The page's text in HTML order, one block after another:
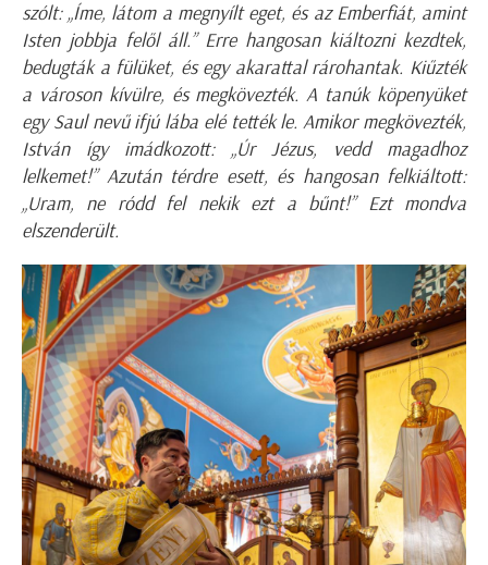
szólt: „Íme, látom a megnyílt eget, és az Emberfiát, amint
Isten jobbja felől áll.” Erre hangosan kiáltozni kezdtek,
bedugták a fülüket, és egy akarattal rárohantak. Kiűzték
a városon kívülre, és megkövezték. A tanúk köpenyüket
egy Saul nevű ifjú lába elé tették le. Amikor megkövezték,
István így imádkozott: „Úr Jézus, vedd magadhoz
lelkemet!” Azután térdre esett, és hangosan felkiáltott:
„Uram, ne ródd fel nekik ezt a bűnt!” Ezt mondva
elszenderült.